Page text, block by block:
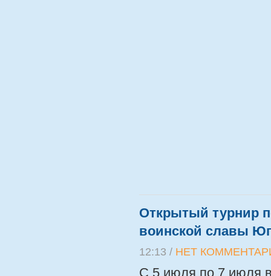
Открытый турнир
воинской славы
12:13 / НЕТ
С 5 июля по 7 июля